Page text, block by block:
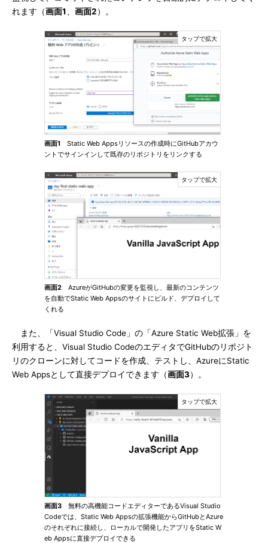
れます（画面1 画面2）。
画面1 Static Web Appsリソースの作成時にGitHubアカウ
ントでサインインして既存のリポジトリをリンクする
画面2 AzureがGitHubの変更を監視し、最新のコンテンツ
を自動でStatic Web Appsのサイトにビルド、デプロイして
くれる
また、「Visual Studio Code」の「Azure Static Web拡張」を
利用すると、Visual Studio CodeのエディタでGitHubのリポジト
リのクローンに対してコードを作成、テストし、AzureにStatic
Web Appsとして直接デプロイできます（画面3）。
画面3 無料の高機能コードエディターであるVisual Studio
Codeでは、Static Web Appsの拡張機能からGitHubとAzure
のそれぞれに接続し、ローカルで開発したアプリをStatic W
eb Appsに直接デプロイできる